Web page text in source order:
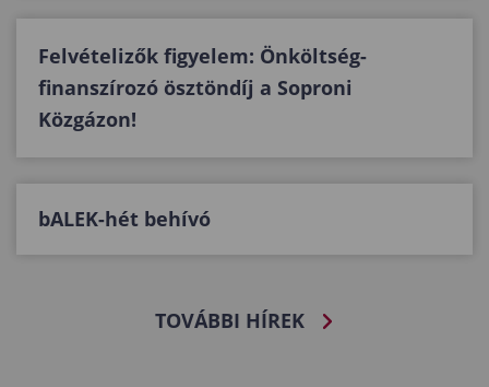
Felvételizők figyelem: Önköltség-
finanszírozó ösztöndíj a Soproni
Közgázon!
bALEK-hét behívó
TOVÁBBI HÍREK